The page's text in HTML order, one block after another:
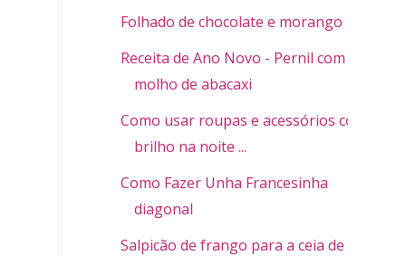
Folhado de chocolate e morango
Receita de Ano Novo - Pernil com
molho de abacaxi
Como usar roupas e acessórios com
brilho na noite ...
Como Fazer Unha Francesinha
diagonal
Salpicão de frango para a ceia de